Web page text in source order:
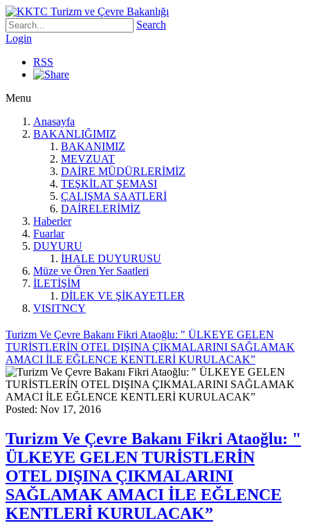
Search
Login
RSS
Menu
Anasayfa
BAKANLIĞIMIZ
BAKANIMIZ
MEVZUAT
DAİRE MÜDÜRLERİMİZ
TEŞKİLAT ŞEMASI
ÇALIŞMA SAATLERİ
DAİRELERİMİZ
Haberler
Fuarlar
DUYURU
İHALE DUYURUSU
Müze ve Ören Yer Saatleri
İLETİŞİM
DİLEK VE ŞİKAYETLER
VISITNCY
Turizm Ve Çevre Bakanı Fikri Ataoğlu: " ÜLKEYE GELEN
TURİSTLERİN OTEL DIŞINA ÇIKMALARINI SAĞLAMAK
AMACI İLE EĞLENCE KENTLERİ KURULACAK”
Posted: Nov 17, 2016
Turizm Ve Çevre Bakanı Fikri Ataoğlu: "
ÜLKEYE GELEN TURİSTLERİN
OTEL DIŞINA ÇIKMALARINI
SAĞLAMAK AMACI İLE EĞLENCE
KENTLERİ KURULACAK”